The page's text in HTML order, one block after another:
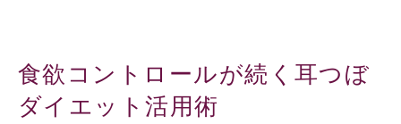
食欲コントロールが続く耳つぼ
ダイエット活用術